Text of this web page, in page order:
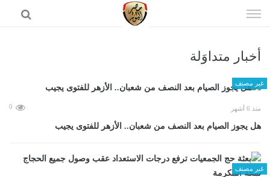
الى
أخبار متداوَلة
غير مصنف
منذ 6 أشهر 0
هل يجوز الصيام بعد النصف من شعبان.. الأزهر للفتوى يجيب
غير مصنف